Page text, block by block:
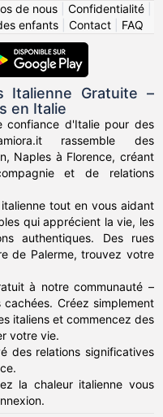
de nous Confidentialité
enfants| Contact| FAQ
Italienne Gratuite –
en Italie
confiance d'Italie pour des
rassemble des
Naples à Florence, créant
et de relations
tout en vous aidant
qui apprécient la vie, les
authentiques. Des rues
de Palerme, trouvez votre
à notre communauté –
Créez simplement
italiens et commencez des
votre vie.
des relations significatives
la chaleur italienne vous